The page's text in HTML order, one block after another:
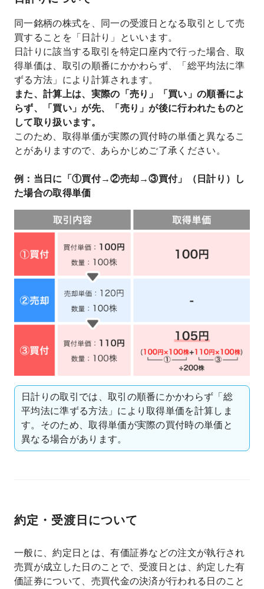
同一銘柄の株式を、同一の受渡日となる取引として売
買することを「日計り」といいます。
日計りに該当する取引を特定口座内で行った場合、取
得単価は、取引の順番にかかわらず、「総平均法に準
ずる方法」により計算されます。
また、計算上は、実際の「売り」「買い」の順番によ
らず、「買い」が先、「売り」が後に行われたものと
して取り扱います。
このため、取得単価が実際の買付時の単価と異なるこ
とがありますので、あらかじめご了承ください。
例：当日に「①買付→②売却→③買付」（日計り）し
た場合の取得単価
日計りの取引では、取引の順番にかかわらず「総
平均法に準ずる方法」により取得単価を計算しま
す。そのため、取得単価が実際の買付時の単価と
異なる場合があります。
約定・受渡日について
一般に、約定日とは、有価証券などの注文が執行され
売買が成立した日のことで、受渡日とは、約定した有
価証券について、売買代金の決済が行われる日のこと